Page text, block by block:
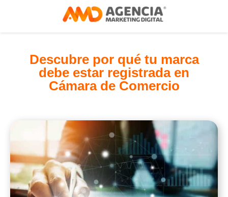
Descubre por qué tu marca
debe estar registrada en
Cámara de Comercio